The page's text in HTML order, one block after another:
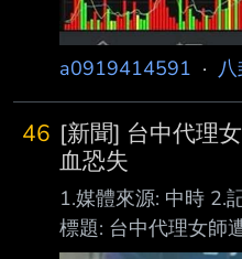
a0919414591 ·
46 [新聞] 台中代理
血恐失
1.媒體來源: 中時 2.
標題: 台中代理女師